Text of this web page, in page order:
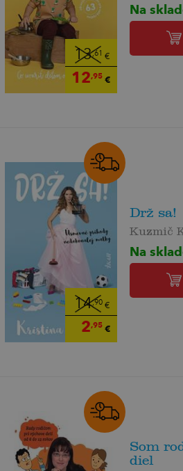
13,61 €
12,95€
Na
14,90€
2,95€
Drž sa!
Kuzmič
Na
Som
diel